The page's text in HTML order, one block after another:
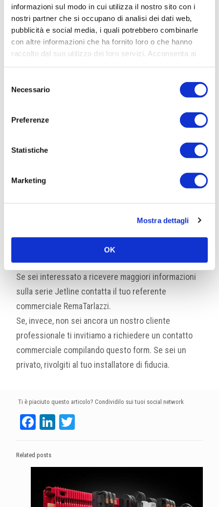
informazioni sul modo in cui utilizza il nostro sito con i
nostri partner che si occupano di analisi dei dati web,
pubblicità e social media, i quali potrebbero combinarle
con altre informazioni che ha fornito loro o che hanno
raccolto dal suo utilizzo dei loro servizi. Acconsenta ai
delNecessario
Preferenze
Statistiche
Marketing
Mostra dettagli
OK
Se sei interessato a ricevere maggiori informazioni
sulla serie Jetline contatta il tuo referente
commerciale RemaTarlazzi.
Se, invece, non sei ancora un nostro cliente
professionale ti invitiamo a richiedere un contatto
commerciale compilando questo form. Se sei un
privato, rivolgiti al tuo installatore di fiducia.
Ti è piaciuto questo articolo? Condividilo sui tuoi social network
Facebook
LinkedIn
Twitter
Related posts